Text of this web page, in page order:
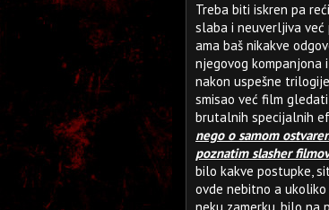
Treba biti iskren pa
slaba i neuverljiva
ama baš nikakve
njegovog
nakon uspešne
smisao već film
brutalnih specijalnih
nego o samom
poznatim slasher
bilo kakve postupke,
ovde nebitno a